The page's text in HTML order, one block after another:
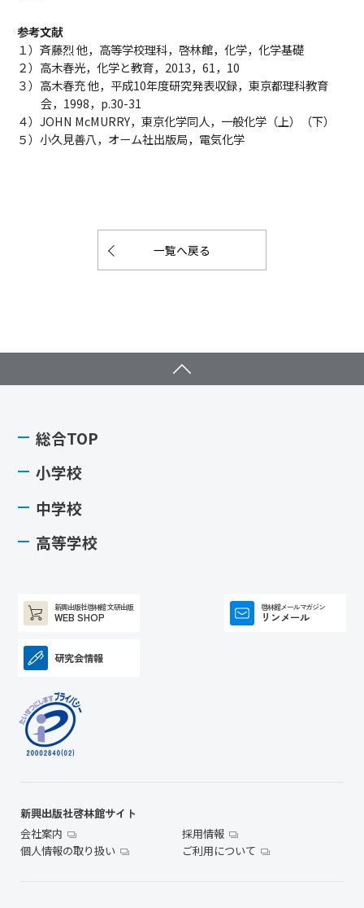
参考文献
１）斉藤烈 他，高等学校理科，啓林館，化学，化学基礎
２）高木春光，化学と教育，2013，61，10
３）高木春充 他，平成10年度研究発表収録，東京都理科教育
会，1998，p.30-31
４）JOHN McMURRY，東京化学同人，一般化学（上）（下）
５）小久見善八，オーム社出版局，電気化学
一覧へ戻る
総合TOP
小学校
中学校
高等学校
新興出版社啓林館 文研出版
WEB SHOP
啓林館メールマガジン
リンメール
研究会情報
新興出版社啓林館サイト
会社案内
採用情報
個人情報の取り扱い
ご利用について